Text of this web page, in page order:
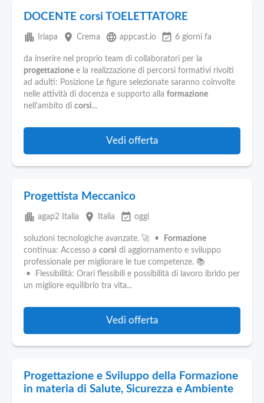
DOCENTE corsi TOELETTATORE
apartment Iriapa place Crema language appcast.io event_available 6 giorni fa
da inserire nel proprio team di collaboratori per la
progettazione e la realizzazione di percorsi formativi rivolti
ad adulti: Posizione Le figure selezionate saranno coinvolte
nelle attività di docenza e supporto alla formazione
nell'ambito di corsi...
Vedi offerta
Progettista Meccanico
apartment agap2 Italia place Italia event_available oggi
soluzioni tecnologiche avanzate. 🚀 •
Formazione
continua: Accesso a corsi di aggiornamento e sviluppo
professionale per migliorare le tue competenze. 📚
• Flessibilità: Orari flessibili e possibilità di lavoro ibrido per
un migliore equilibrio tra vita...
Vedi offerta
Progettazione e Sviluppo della Formazione
in materia di Salute, Sicurezza e Ambiente